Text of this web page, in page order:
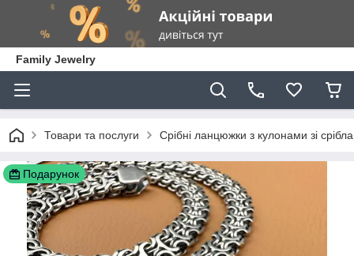
Family Jewelry
Товари та послуги Срібні ланцюжки з кулонами зі срібла
Подарунок